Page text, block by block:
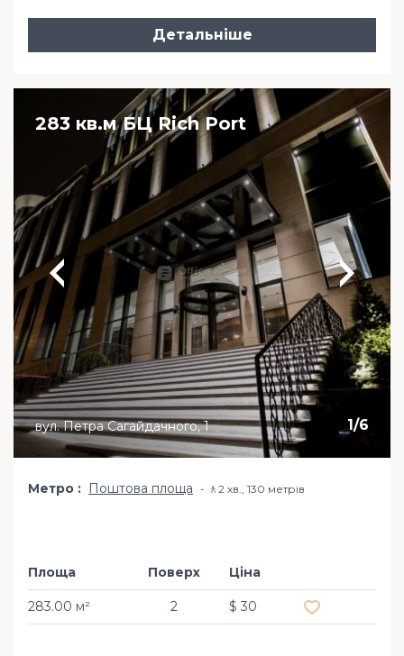
Детальніше
283 кв.м БЦ Rich Port
1/6
вул. Петра Сагайдачного, 1
Метро Поштова площа 🚶2 хв​., 130 метрів
Площа
283.00 м²
Поверх
2
Ціна
$ 30